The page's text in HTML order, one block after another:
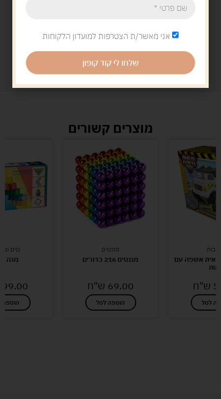
מוצרים קשורים
אשפה עם
ש"ח
לסל
מגנטים
מגנטים 216 כדורים
69.00 ש"ח
הוספה לסל
גנים
מגה
99.00
הוספה
אני מאשר/ת הצטרפות למועדון הלקוחות
שלחו לי קוד קופון